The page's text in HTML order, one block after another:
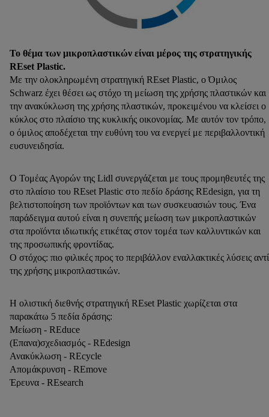
Το θέμα των μικροπλαστικών είναι μέρος της στρατηγικής
REset Plastic.
Με την ολοκληρωμένη στρατηγική REset Plastic, ο Όμιλος
Schwarz έχει θέσει ως στόχο τη μείωση της χρήσης πλαστικών και
την ανακύκλωση της χρήσης πλαστικών, προκειμένου να κλείσει ο
κύκλος στο πλαίσιο της κυκλικής οικονομίας. Με αυτόν τον τρόπο,
ο όμιλος αποδέχεται την ευθύνη του να ενεργεί με περιβαλλοντική
ευσυνειδησία.
Ο Τομέας Αγορών της Lidl συνεργάζεται με τους προμηθευτές της
στο πλαίσιο του REset Plastic στο πεδίο δράσης REdesign, για τη
βελτιστοποίηση των προϊόντων και των συσκευασιών τους. Ένα
παράδειγμα αυτού είναι η συνεπής μείωση των μικροπλαστικών
στα προϊόντα ιδιωτικής ετικέτας στον τομέα των καλλυντικών και
της προσωπικής φροντίδας.
Ο στόχος: πιο φιλικές προς το περιβάλλον εναλλακτικές λύσεις αντί
της χρήσης μικροπλαστικών.
Η ολιστική διεθνής στρατηγική REset Plastic χωρίζεται στα
παρακάτω 5 πεδία δράσης:
Μείωση - REduce
(Επανα)σχεδιασμός - REdesign
Ανακύκλωση - REcycle
Απομάκρυνση - REmove
Έρευνα - REsearch